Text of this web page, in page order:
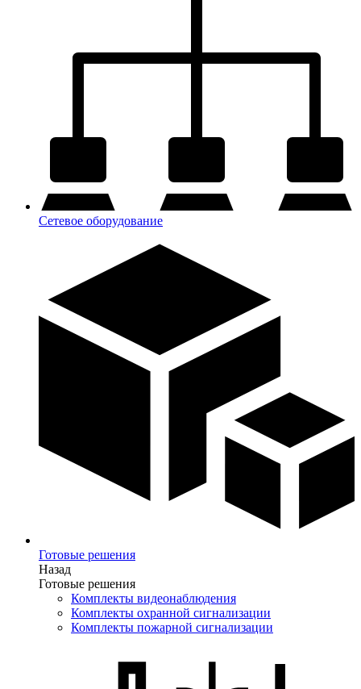
Сетевое оборудование
Готовые решения
Назад
Готовые решения
Комплекты видеонаблюдения
Комплекты охранной сигнализации
Комплекты пожарной сигнализации